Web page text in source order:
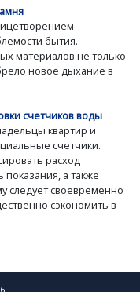
бытия.
материалов не только
новое дыхание в
счетчиков воды
квартир и
счетчики.
расход
показания, а также
следует своевременно
сэкономить в